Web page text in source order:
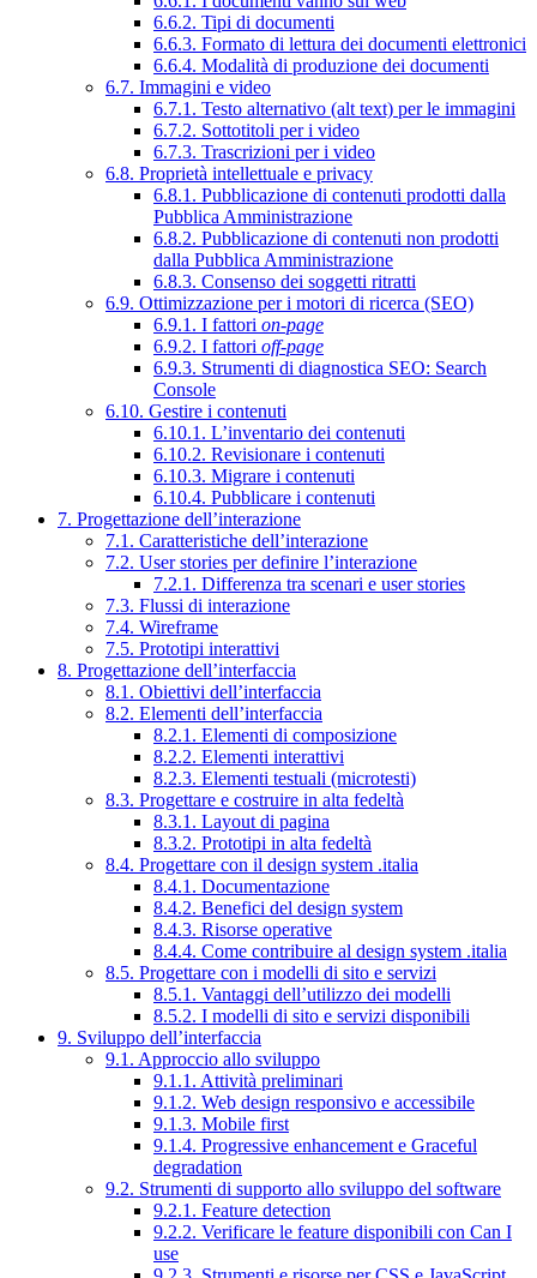
6.6.2. Tipi di documenti
6.6.3. Formato di lettura dei documenti elettronici
6.6.4. Modalità di produzione dei documenti
6.7. Immagini e video
6.7.1. Testo alternativo (alt text) per le immagini
6.7.2. Sottotitoli per i video
6.7.3. Trascrizioni per i video
6.8. Proprietà intellettuale e privacy
6.8.1. Pubblicazione di contenuti prodotti dalla
Pubblica Amministrazione
6.8.2. Pubblicazione di contenuti non prodotti
dalla Pubblica Amministrazione
6.8.3. Consenso dei soggetti ritratti
6.9. Ottimizzazione per i motori di ricerca (SEO)
6.9.1. I fattori on-page
6.9.2. I fattori off-page
6.9.3. Strumenti di diagnostica SEO: Search
Console
6.10. Gestire i contenuti
6.10.1. L’inventario dei contenuti
6.10.2. Revisionare i contenuti
6.10.3. Migrare i contenuti
6.10.4. Pubblicare i contenuti
7. Progettazione dell’interazione
7.1. Caratteristiche dell’interazione
7.2. User stories per definire l’interazione
7.2.1. Differenza tra scenari e user stories
7.3. Flussi di interazione
7.4. Wireframe
7.5. Prototipi interattivi
8. Progettazione dell’interfaccia
8.1. Obiettivi dell’interfaccia
8.2. Elementi dell’interfaccia
8.2.1. Elementi di composizione
8.2.2. Elementi interattivi
8.2.3. Elementi testuali (microtesti)
8.3. Progettare e costruire in alta fedeltà
8.3.1. Layout di pagina
8.3.2. Prototipi in alta fedeltà
8.4. Progettare con il design system .italia
8.4.1. Documentazione
8.4.2. Benefici del design system
8.4.3. Risorse operative
8.4.4. Come contribuire al design system .italia
8.5. Progettare con i modelli di sito e servizi
8.5.1. Vantaggi dell’utilizzo dei modelli
8.5.2. I modelli di sito e servizi disponibili
9. Sviluppo dell’interfaccia
9.1. Approccio allo sviluppo
9.1.1. Attività preliminari
9.1.2. Web design responsivo e accessibile
9.1.3. Mobile first
9.1.4. Progressive enhancement e Graceful
degradation
9.2. Strumenti di supporto allo sviluppo del software
9.2.1. Feature detection
9.2.2. Verificare le feature disponibili con Can I
use